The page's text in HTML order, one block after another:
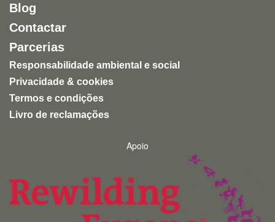
Uma experiência inspiradora, autêntica e altamente
recomendável para quem quer conhecer a natureza
de forma ética e responsável.
Blog
Contactar
Parcerias
Responsabilidade ambiental e social
Privacidade & cookies
Termos e condições
Livro de reclamações
Apoio